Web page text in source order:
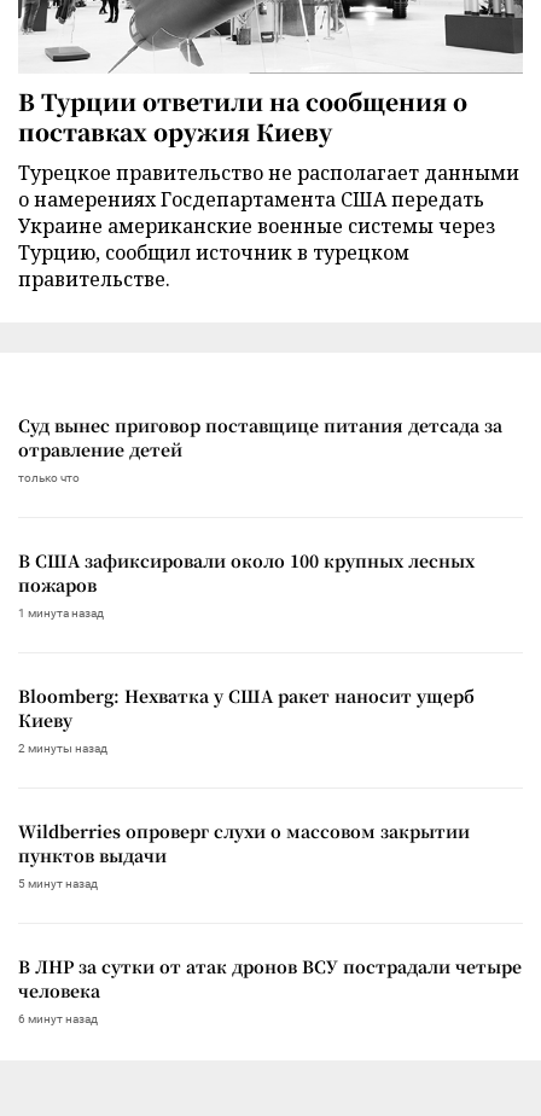
В Турции ответили на сообщения о
поставках оружия Киеву
Турецкое правительство не располагает данными
о намерениях Госдепартамента США передать
Украине американские военные системы через
Турцию, сообщил источник в турецком
правительстве.
Суд вынес приговор поставщице питания детсада за
отравление детей
только что
В США зафиксировали около 100 крупных лесных
пожаров
1 минута назад
Bloomberg: Нехватка у США ракет наносит ущерб
Киеву
2 минуты назад
Wildberries опроверг слухи о массовом закрытии
пунктов выдачи
5 минут назад
В ЛНР за сутки от атак дронов ВСУ пострадали четыре
человека
6 минут назад